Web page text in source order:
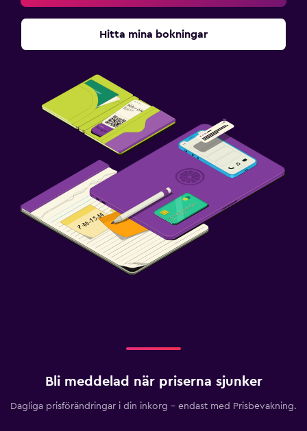
Media och underhållning
Kabel- eller satellit-TV
Streamingtjänst
Delat lounge/TV-område
Restauranger
Dietspecifika menyer (vid begäran)
Parkering och transport
Privat parkering
Hitta mina bokningar
Bli meddelad när priserna sjunker
Dagliga prisförändringar i din inkorg – endast med Prisbevakning.